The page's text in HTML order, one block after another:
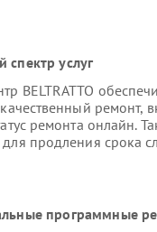
спектр услуг
BELTRATTO
ремонт,
ремонта онлайн.
продления срока
программные